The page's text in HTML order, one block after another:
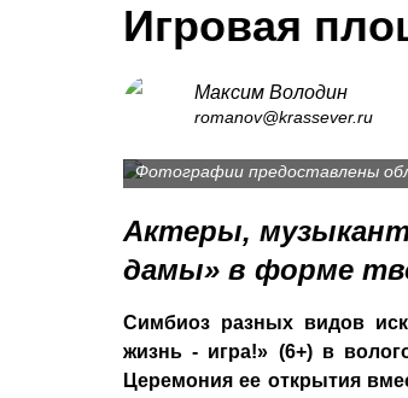
Игровая
Максим Володин
romanov@krassever.ru
Ария «Тореадор, смелее в
Фотографии предоставлены
Актеры,
дамы» в форме
Симбиоз разных видов
жизнь - игра!» (6+) в
Церемония ее открытия